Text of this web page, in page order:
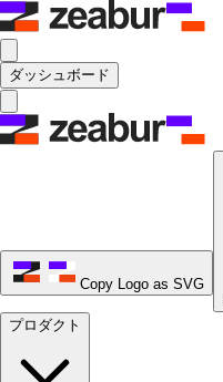
ダッシュボード
Copy Logo as SVG
プロダクト